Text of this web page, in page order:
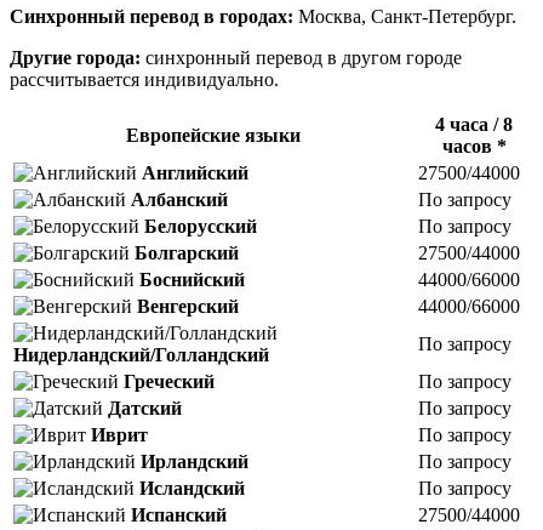
Синхронный перевод в городах: Москва, Санкт-Петербург.
Другие города: синхронный перевод в другом городе
рассчитывается индивидуально.
Европейские языки
4 часа / 8
часов *
Английский
27500/44000
Албанский
По запросу
Белорусский
По запросу
Болгарский
27500/44000
Боснийский
44000/66000
Венгерский
44000/66000
Нидерландский/Голландский
По запросу
Греческий
По запросу
Датский
По запросу
Иврит
По запросу
Ирландский
По запросу
Исландский
По запросу
Испанский
27500/44000